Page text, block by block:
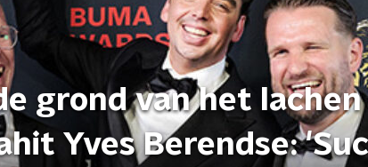
grond van het lachen
Yves Berendse: